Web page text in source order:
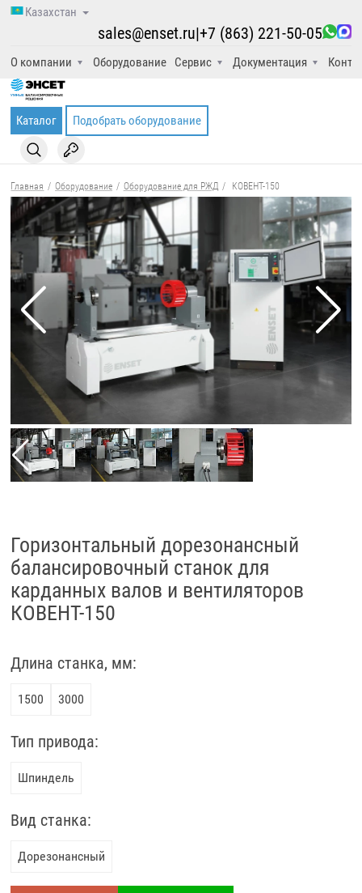
Казахстан
О компании Оборудование Сервис Документация
sales@enset.ru|+7 (863) 221-50-05
Каталог Подобрать оборудование
Главная / Оборудование / Оборудование для РЖД / КОВЕНТ-150
Горизонтальный дорезонансный
балансировочный станок для
карданных валов и вентиляторов
КОВЕНТ-150
Длина станка, мм:
1500 3000
Тип привода:
Шпиндель
Вид станка:
Дорезонансный